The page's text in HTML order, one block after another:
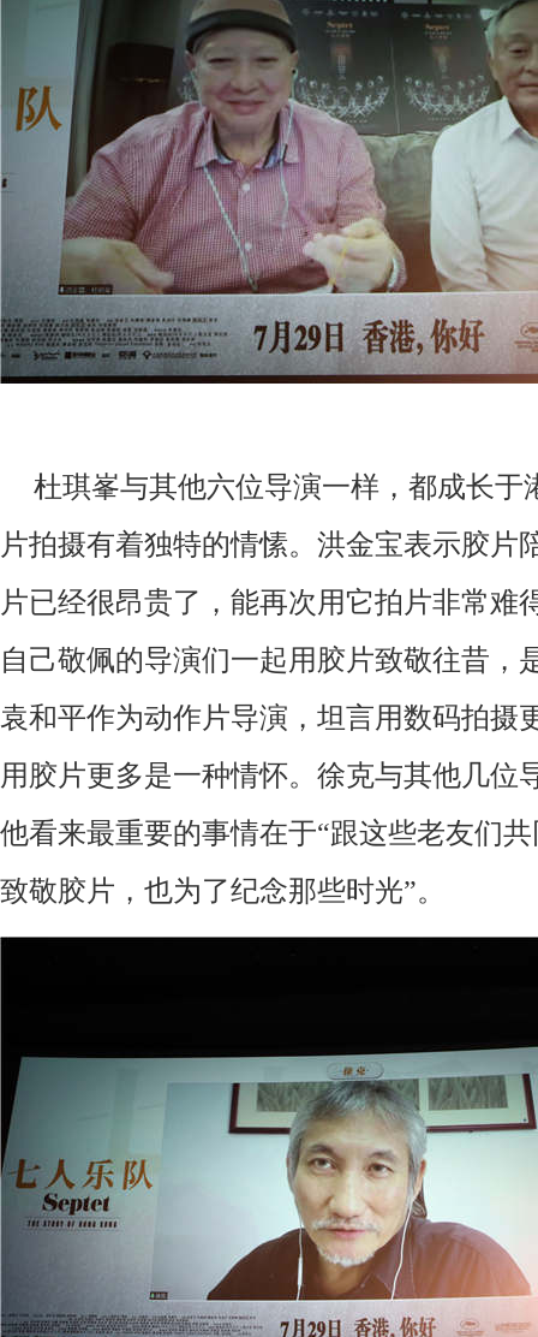
杜琪峯与其他六位导演一样，都成长于
片拍摄有着独特的情愫。洪金宝表示胶片
片已经很昂贵了，能再次用它拍片非常难
自己敬佩的导演们一起用胶片致敬往昔，
袁和平作为动作片导演，坦言用数码拍摄
用胶片更多是一种情怀。徐克与其他几位
他看来最重要的事情在于“跟这些老友们
致敬胶片，也为了纪念那些时光”。